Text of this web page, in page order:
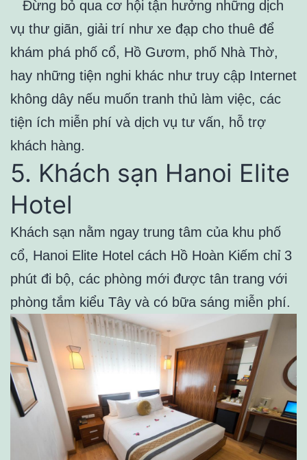
Đừng bỏ qua cơ hội tận hưởng những dịch
vụ thư giãn, giải trí như xe đạp cho thuê để
khám phá phố cổ, Hồ Gươm, phố Nhà Thờ,
hay những tiện nghi khác như truy cập Internet
không dây nếu muốn tranh thủ làm việc, các
tiện ích miễn phí và dịch vụ tư vấn, hỗ trợ
khách hàng.
5. Khách sạn Hanoi Elite
Hotel
Khách sạn nằm ngay trung tâm của khu phố
cổ, Hanoi Elite Hotel cách Hồ Hoàn Kiếm chỉ 3
phút đi bộ, các phòng mới được tân trang với
phòng tắm kiểu Tây và có bữa sáng miễn phí.